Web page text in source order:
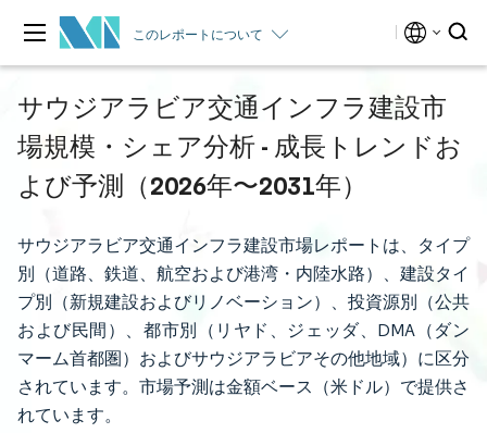
このレポートについて
サウジアラビア交通インフラ建設市
場規模・シェア分析 - 成長トレンドお
よび予測（2026年〜2031年）
サウジアラビア交通インフラ建設市場レポートは、タイプ
別（道路、鉄道、航空および港湾・内陸水路）、建設タイ
プ別（新規建設およびリノベーション）、投資源別（公共
および民間）、都市別（リヤド、ジェッダ、DMA（ダン
マーム首都圏）およびサウジアラビアその他地域）に区分
されています。市場予測は金額ベース（米ドル）で提供さ
れています。